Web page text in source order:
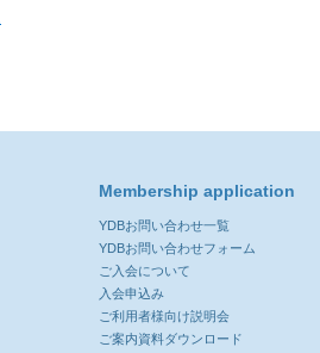
Membership application
YDBお問い合わせ一覧
YDBお問い合わせフォーム
ご入会について
入会申込み
ご利用者様向け説明会
ご案内資料ダウンロード